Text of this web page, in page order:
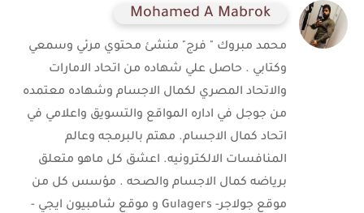
Mohamed A Mabrok
محمد مبروك " فرج" منشئ محتوي مرئي وسمعي
وكتابي . حاصل علي شهاده من اتحاد الامارات
والاتحاد المصري لكمال الاجسام وشهاده معتمده
من جوجل في اداره المواقع والتسويق واعلامي في
اتحاد كمال الاجسام. مهتم بالبرمجه وعالم
المنافسات الالكترونيه. اعشق كل ماهو متعلق
برياضه كمال الاجسام والصحه . مؤسس كل من
موقع جولاجر- Gulagers و موقع شامبيون ايجي -